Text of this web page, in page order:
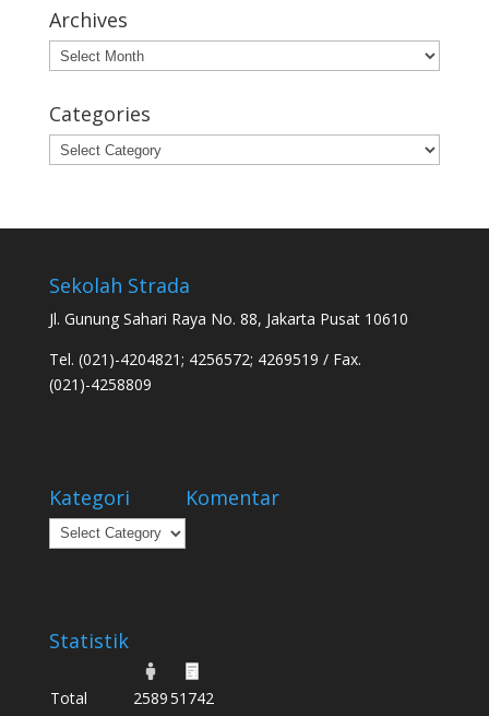
Archives
Archives
Categories
Categories
Sekolah Strada
Jl. Gunung Sahari Raya No. 88, Jakarta Pusat 10610
Tel. (021)-4204821; 4256572; 4269519 / Fax.
(021)-4258809
Kategori
Kategori
Komentar
Statistik
Total 258951742